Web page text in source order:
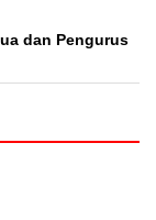
dan Pengurus